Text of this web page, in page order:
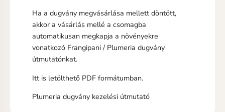
Ha a dugvány megvásárlása mellett döntött,
akkor a vásárlás mellé a csomagba
automatikusan megkapja a növényekre
vonatkozó Frangipani / Plumeria dugvány
útmutatónkat.
Itt is letölthető PDF formátumban.
Plumeria dugvány kezelési útmutató